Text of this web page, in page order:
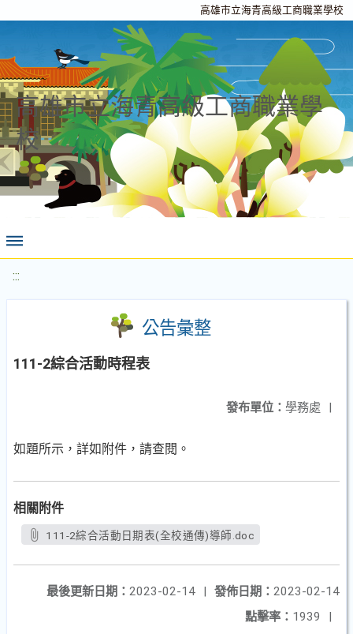
高雄市立海青高級工商職業學校
高雄市立海青高級工商職業學
校
:::
公告彙整
111-2綜合活動時程表
發布單位： 學務處 |
如題所示，詳如附件，請查閱。
相關附件
111-2綜合活動日期表(全校通傳)導師.doc
發佈日期： 2023-02-14
最後更新日期： 2023-02-14
|
點擊率： 1939 |